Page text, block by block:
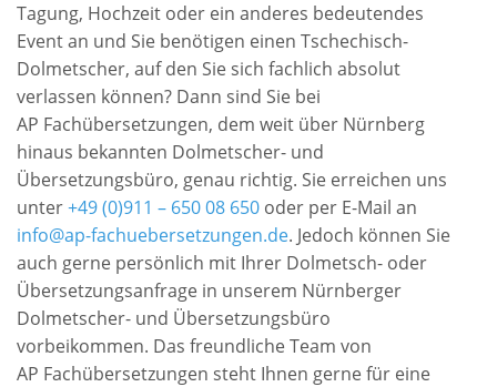
Tagung, Hochzeit oder ein anderes bedeutendes
Event an und Sie benötigen einen Tschechisch-
Dolmetscher, auf den Sie sich fachlich absolut
verlassen können? Dann sind Sie bei
AP Fachübersetzungen, dem weit über Nürnberg
hinaus bekannten Dolmetscher- und
Übersetzungsbüro, genau richtig. Sie erreichen uns
unter+49 (0)911 – 650 08 650 oder per E-Mail an
info@ap-fachuebersetzungen.de. Jedoch können Sie
auch gerne persönlich mit Ihrer Dolmetsch- oder
Übersetzungsanfrage in unserem Nürnberger
Dolmetscher- und Übersetzungsbüro
vorbeikommen. Das freundliche Team von
AP Fachübersetzungen steht Ihnen gerne für eine